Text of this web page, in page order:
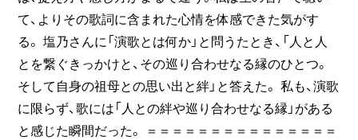
て、よりその歌詞に含まれた心情を体感できた気がす
る。 塩乃さんに「演歌とは何か」と問うたとき、「人と人
とを繋ぐきっかけと、その巡り合わせなる縁のひとつ。
そして自身の祖母との思い出と絆」と答えた。 私も、演歌
に限らず、歌には「人との絆や巡り合わせなる縁」がある
と感じた瞬間だった。 ＝＝＝＝＝＝＝＝＝＝＝＝＝＝＝